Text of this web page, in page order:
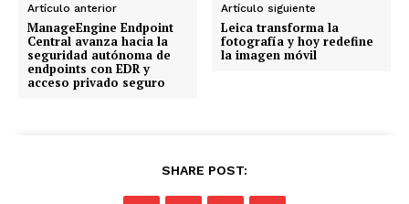
Artículo anterior
ManageEngine Endpoint
Central avanza hacia la
seguridad autónoma de
endpoints con EDR y
acceso privado seguro
Artículo siguiente
Leica transforma la
fotografía y hoy redefine
la imagen móvil
SHARE POST: